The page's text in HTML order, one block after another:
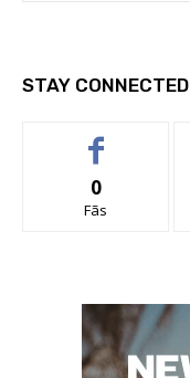
STAY CONNECTED
0
Fãs